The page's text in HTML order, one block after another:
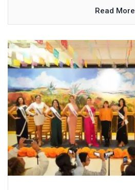
Read More